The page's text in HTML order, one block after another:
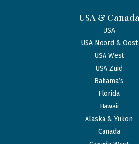
USA & Canada
USA
USA Noord & Oost
USA West
USA Zuid
Bahama’s
Florida
Hawaii
Alaska & Yukon
Canada